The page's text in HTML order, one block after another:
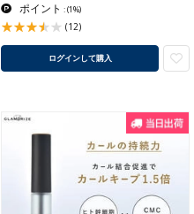
ポイント :(1%)
(12)
ログインして購入